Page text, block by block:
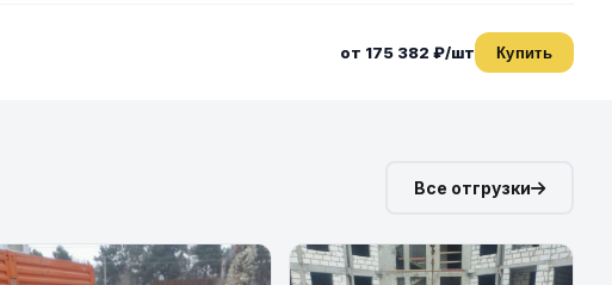
от 175 382 ₽/шт Купить
Все отгрузки